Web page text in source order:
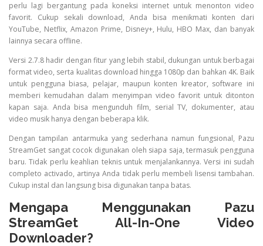
perlu lagi bergantung pada koneksi internet untuk menonton video
favorit. Cukup sekali download, Anda bisa menikmati konten dari
YouTube, Netflix, Amazon Prime, Disney+, Hulu, HBO Max, dan banyak
lainnya secara offline.
Versi 2.7.8 hadir dengan fitur yang lebih stabil, dukungan untuk berbagai
format video, serta kualitas download hingga 1080p dan bahkan 4K. Baik
untuk pengguna biasa, pelajar, maupun konten kreator, software ini
memberi kemudahan dalam menyimpan video favorit untuk ditonton
kapan saja. Anda bisa mengunduh film, serial TV, dokumenter, atau
video musik hanya dengan beberapa klik.
Dengan tampilan antarmuka yang sederhana namun fungsional, Pazu
StreamGet sangat cocok digunakan oleh siapa saja, termasuk pengguna
baru. Tidak perlu keahlian teknis untuk menjalankannya. Versi ini sudah
completo activado, artinya Anda tidak perlu membeli lisensi tambahan.
Cukup instal dan langsung bisa digunakan tanpa batas.
Mengapa Menggunakan Pazu
StreamGet All-In-One Video
Downloader?